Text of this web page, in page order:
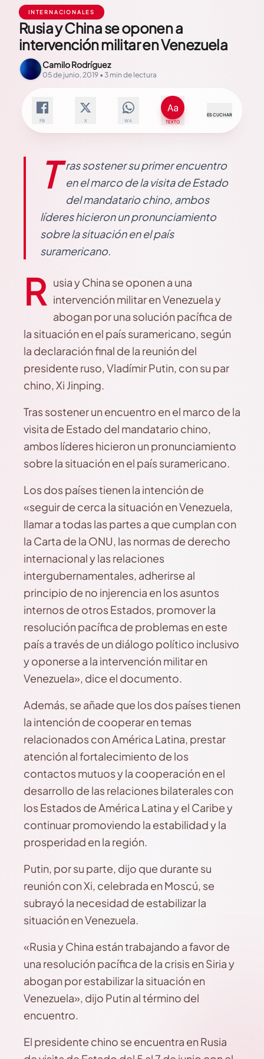
INTERNACIONALES
Rusia y China se oponen a
intervención militar en Venezuela
Camilo Rodríguez
05 de junio, 2019 • 3 min de lectura
FB X WA TEXTO
ESCUCHAR
T ras sostener su primer encuentro
en el marco de la visita de Estado
del mandatario chino, ambos
líderes hicieron un pronunciamiento
sobre la situación en el país
suramericano.
R usia y China se oponen a una
intervención militar en Venezuela y
abogan por una solución pacífica de
la situación en el país suramericano, según
la declaración final de la reunión del
presidente ruso, Vladímir Putin, con su par
chino, Xi Jinping.
Tras sostener un encuentro en el marco de la
visita de Estado del mandatario chino,
ambos líderes hicieron un pronunciamiento
sobre la situación en el país suramericano.
Los dos países tienen la intención de
«seguir de cerca la situación en Venezuela,
llamar a todas las partes a que cumplan con
la Carta de la ONU, las normas de derecho
internacional y las relaciones
intergubernamentales, adherirse al
principio de no injerencia en los asuntos
internos de otros Estados, promover la
resolución pacífica de problemas en este
país a través de un diálogo político inclusivo
y oponerse a la intervención militar en
Venezuela», dice el documento.
Además, se añade que los dos países tienen
la intención de cooperar en temas
relacionados con América Latina, prestar
atención al fortalecimiento de los
contactos mutuos y la cooperación en el
desarrollo de las relaciones bilaterales con
los Estados de América Latina y el Caribe y
continuar promoviendo la estabilidad y la
prosperidad en la región.
Putin, por su parte, dijo que durante su
reunión con Xi, celebrada en Moscú, se
subrayó la necesidad de estabilizar la
situación en Venezuela.
«Rusia y China están trabajando a favor de
una resolución pacífica de la crisis en Siria y
abogan por estabilizar la situación en
Venezuela», dijo Putin al término del
encuentro.
El presidente chino se encuentra en Rusia